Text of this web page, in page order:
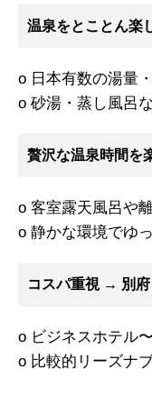
温泉をとことん楽
o 日本有数の湯量
o 砂湯・蒸し風呂
贅沢な温泉時間を
o 客室露天風呂や
o 静かな環境でゆ
コスパ重視 → 別府
o ビジネスホテル
o 比較的リーズナ